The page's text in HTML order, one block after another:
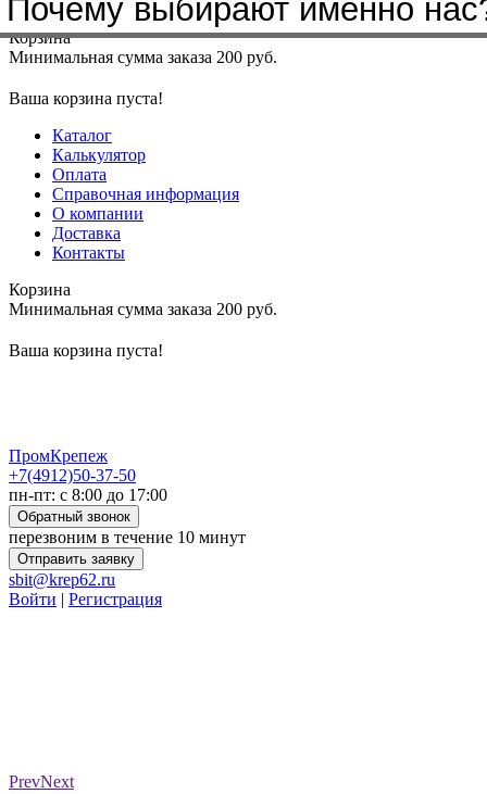
Меню+7(4912)50-37-50sbit@krep62.ru
Корзина
Минимальная сумма заказа 200 руб.
Ваша корзина пуста!
Каталог
Калькулятор
Оплата
Справочная информация
О компании
Доставка
Контакты
Корзина
Минимальная сумма заказа 200 руб.
Ваша корзина пуста!
ПромКрепеж
+7(4912)50-37-50
пн-пт: с 8:00 до 17:00
Обратный звонок
перезвоним в течение 10 минут
Отправить заявку
sbit@krep62.ru
Войти | Регистрация
PrevNext
Почему выбирают именно